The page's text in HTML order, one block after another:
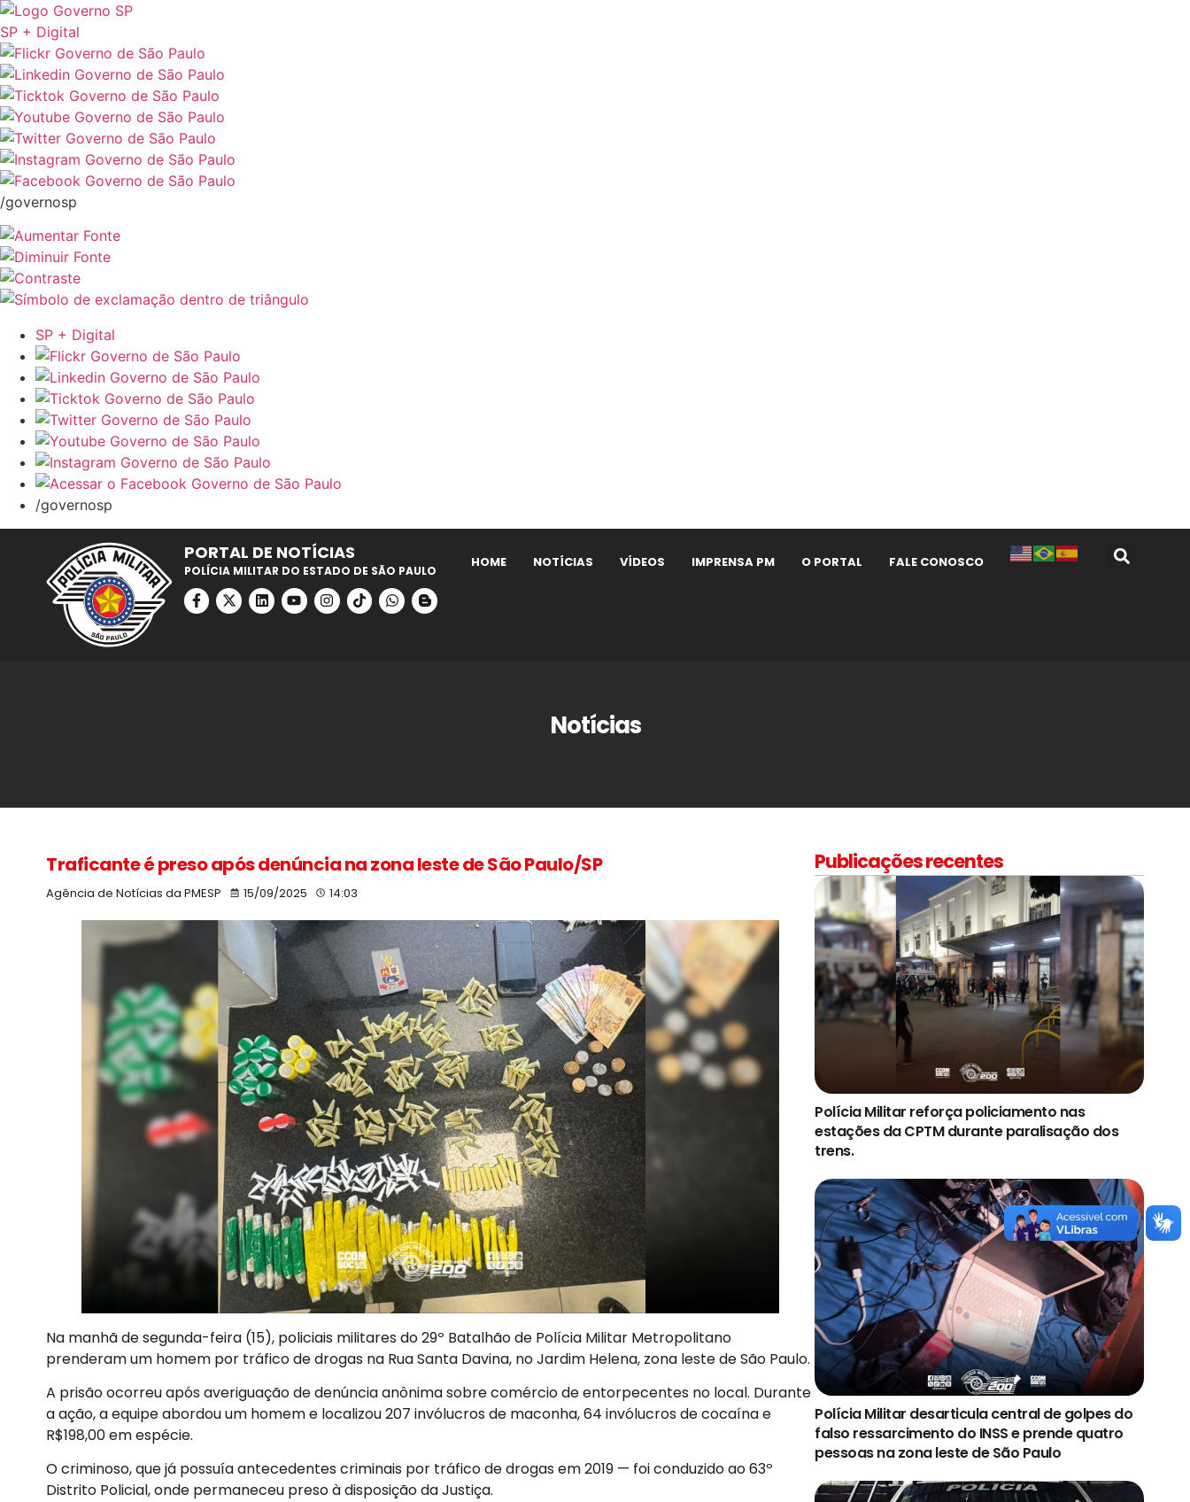
SP + Digital
/governosp
SP + Digital
/governosp
PORTAL DE NOTÍCIAS
POLÍCIA MILITAR DO ESTADO DE SÃO PAULO
HOME NOTÍCIAS VÍDEOS IMPRENSA PM O PORTAL FALE CONOSCO
Notícias
Traficante é preso após denúncia na zona leste de São Paulo/SP
Agência de Notícias da PMESP 15/09/2025 14:03
Na manhã de segunda-feira (15), policiais militares do 29º Batalhão de Polícia Militar Metropolitano
prenderam um homem por tráfico de drogas na Rua Santa Davina, no Jardim Helena, zona leste de São Paulo.
A prisão ocorreu após averiguação de denúncia anônima sobre comércio de entorpecentes no local. Durante
a ação, a equipe abordou um homem e localizou 207 invólucros de maconha, 64 invólucros de cocaína e
R$198,00 em espécie.
O criminoso, que já possuía antecedentes criminais por tráfico de drogas em 2019 — foi conduzido ao 63º
Distrito Policial, onde permaneceu preso à disposição da Justiça.
Publicações recentes
Polícia Militar reforça policiamento nas
estações da CPTM durante paralisação dos
trens.
Polícia Militar desarticula central de golpes do
falso ressarcimento do INSS e prende quatro
pessoas na zona leste de São Paulo